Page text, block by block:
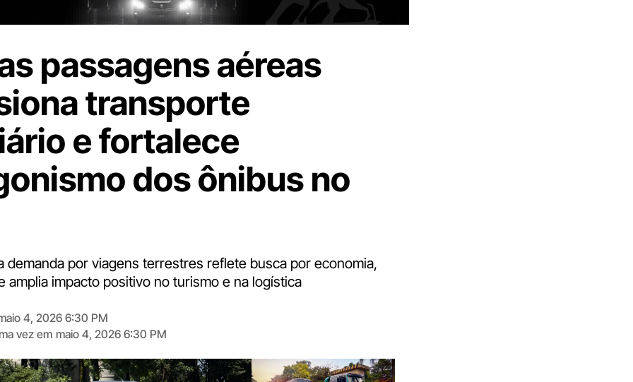
passagens aéreas
transporte
e fortalece
dos ônibus no
demanda por viagens terrestres reflete busca por economia,
amplia impacto positivo no turismo e na logística
4, 2026 6:30 PM
vez em maio 4, 2026 6:30 PM
Digite
aqui